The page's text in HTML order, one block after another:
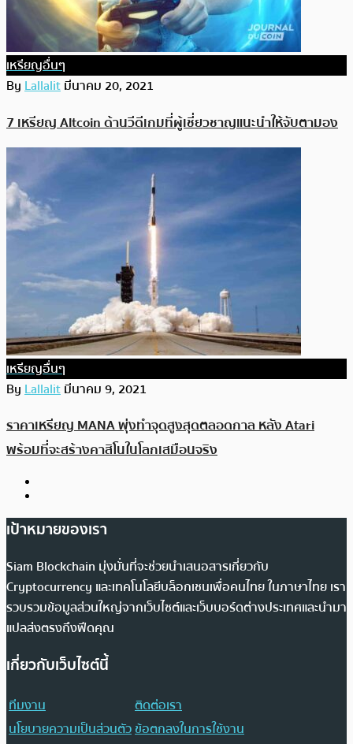
เหรียญอื่นๆ
ByLallalitมีนาคม 20, 2021
7 เหรียญ Altcoin ด้านวีดีเกมที่ผู้เชี่ยวชาญแนะนำให้จับตามอง
เหรียญอื่นๆ
ByLallalitมีนาคม 9, 2021
ราคาเหรียญ MANA พุ่งทำจุดสูงสุดตลอดกาล หลัง Atari
พร้อมที่จะสร้างคาสิโนในโลกเสมือนจริง
เป้าหมายของเรา
Siam Blockchain มุ่งมั่นที่จะช่วยนำเสนอสารเกี่ยวกับ
Cryptocurrency และเทคโนโลยีบล็อกเชนเพื่อคนไทย ในภาษาไทย เรา
รวบรวมข้อมูลส่วนใหญ่จากเว็บไซต์และเว็บบอร์ดต่างประเทศและนำมา
แปลส่งตรงถึงฟีดคุณ
เกี่ยวกับเว็บไซต์นี้
ทีมงาน
ติดต่อเรา
นโยบายความเป็นส่วนตัวข้อตกลงในการใช้งาน